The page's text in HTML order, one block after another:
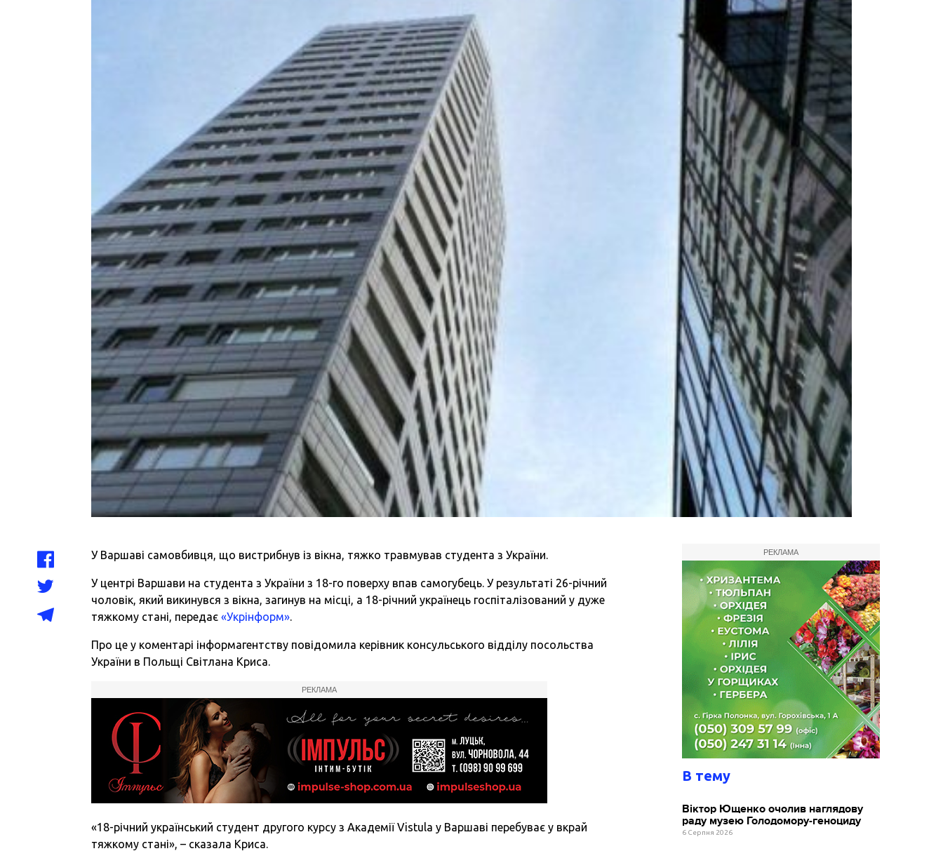
У Варшаві самовбивця, що вистрибнув із вікна, тяжко травмував студента з України.
У центрі Варшави на студента з України з 18-го поверху впав самогубець. У результаті 26-річний
чоловік, який викинувся з вікна, загинув на місці, а 18-річний українець госпіталізований у дуже
тяжкому стані, передає«Укрінформ».
Про це у коментарі інформагентству повідомила керівник консульського відділу посольства
України в Польщі Світлана Криса.
РЕКЛАМА
«18-річний український студент другого курсу з Академії Vistula у Варшаві перебуває у вкрай
тяжкому стані», – сказала Криса.
РЕКЛАМА
В тему
Віктор Ющенко очолив наглядову
раду музею Голодомору-геноциду
6 Серпня 2026